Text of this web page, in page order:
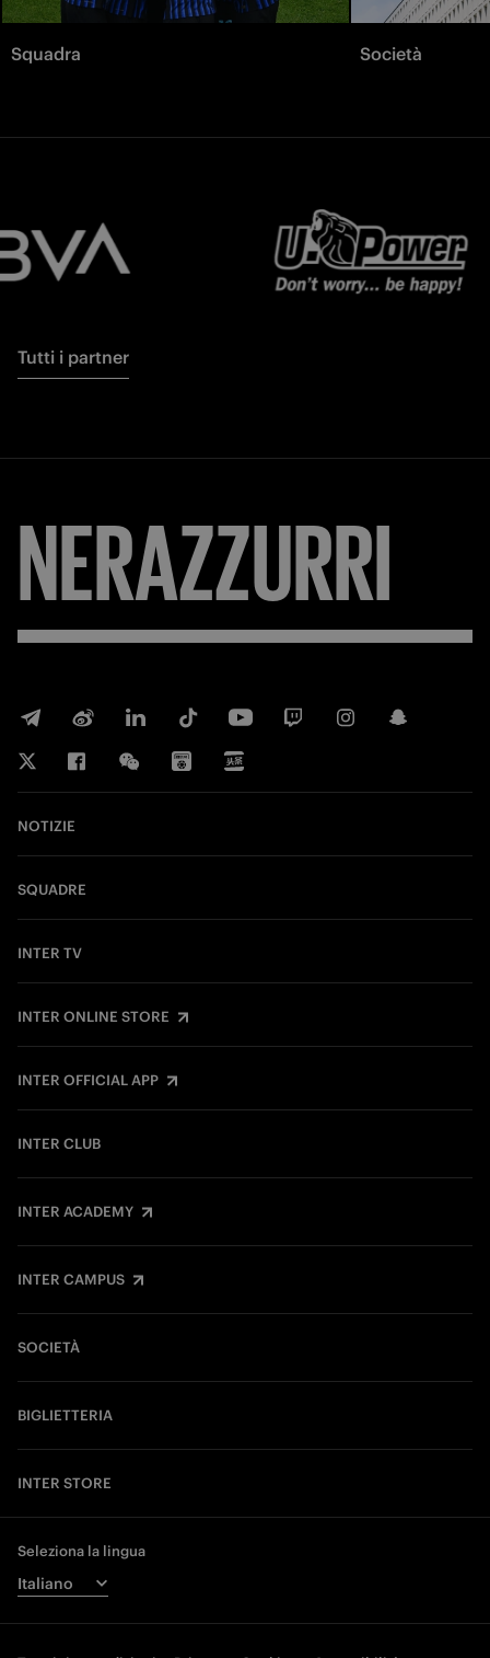
Squadra Società
Tutti i partner
NERAZZURRI
NOTIZIE
SQUADRE
INTER TV
INTER ONLINE STORE
INTER OFFICIAL APP
INTER CLUB
INTER ACADEMY
INTER CAMPUS
SOCIETÀ
BIGLIETTERIA
INTER STORE
Seleziona la lingua